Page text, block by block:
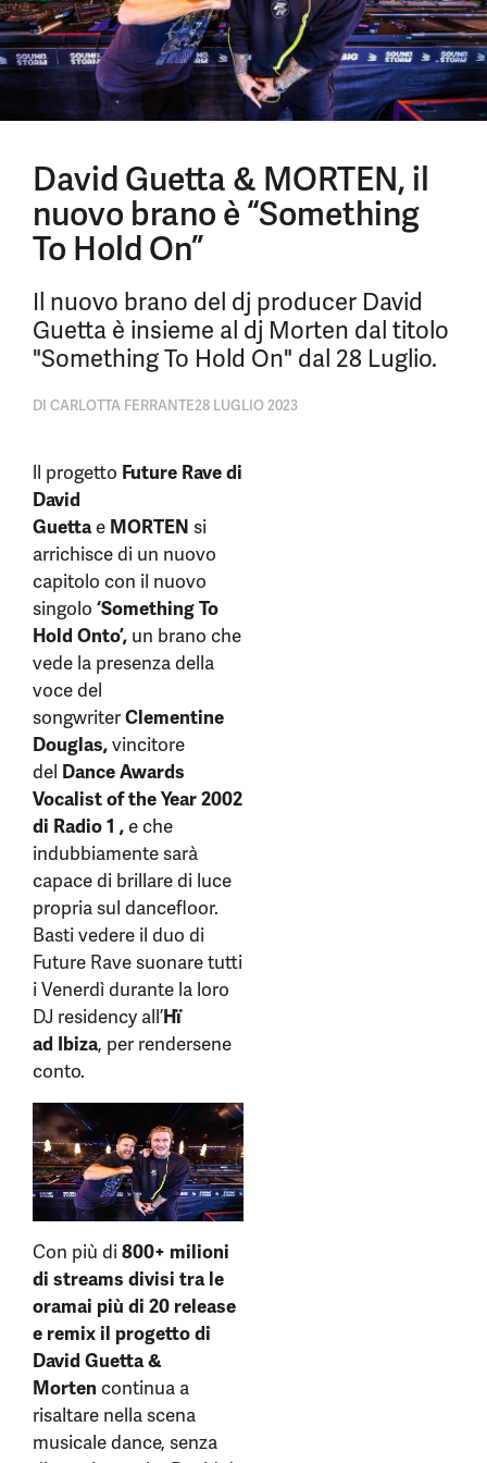
David Guetta & MORTEN, il
nuovo brano è “Something
To Hold On”
Il nuovo brano del dj producer David
Guetta è insieme al dj Morten dal titolo
"Something To Hold On" dal 28 Luglio.
DI CARLOTTA FERRANTE28 LUGLIO 2023
ll progetto Future Rave di
David
Guettae MORTEN si
arrichisce di un nuovo
capitolo con il nuovo
singolo ‘Something To
Hold Onto’, un brano che
vede la presenza della
voce del
songwriterClementine
Douglas,vincitore
del Dance Awards
Vocalist of the Year 2002
di Radio 1 ,e che
indubbiamente sarà
capace di brillare di luce
propria sul dancefloor.
Basti vedere il duo di
Future Rave suonare tutti
i Venerdì durante la loro
DJ residency all’Hï
ad Ibiza, per rendersene
conto.
Con più di800+ milioni
di streams divisi tra le
oramai più di 20 release
e remix il progetto di
David Guetta&
Morten continua a
risaltare nella scena
musicale dance, senza